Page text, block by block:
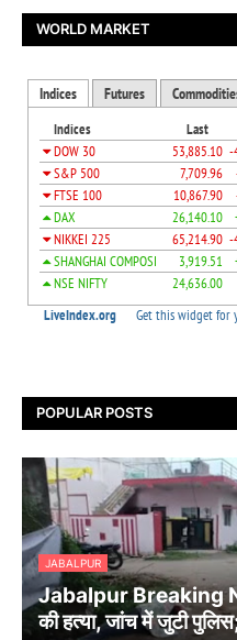
WORLD MARKET
POPULAR POSTS
JABALPUR
Jabalpur Breaking
की हत्या, जांच में जुटी